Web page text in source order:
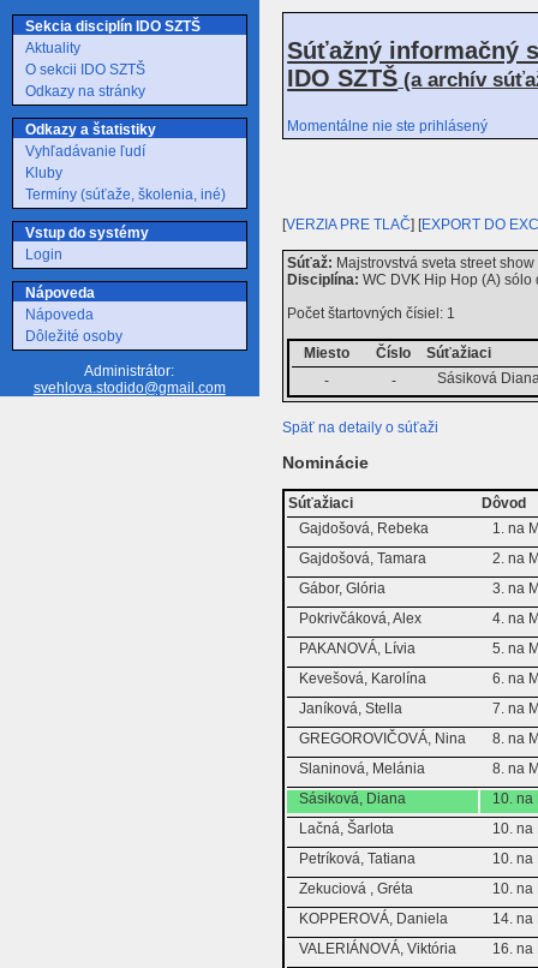
Sekcia disciplín IDO SZTŠ
Aktuality
O sekcii IDO SZTŠ
Odkazy na stránky
Odkazy a štatistiky
Vyhľadávanie ľudí
Kluby
Termíny (súťaže, školenia, iné)
Vstup do systémy
Login
Nápoveda
Nápoveda
Dôležité osoby
Administrátor:
svehlova.stodido@gmail.com
Súťažný informačný
IDO SZTŠ (a archív
Momentálne nie ste prihlásený
[VERZIA PRE TLAČ] [EXPORT DO
Súťaž: Majstrovstvá sveta street
Disciplína: WC DVK Hip Hop (A) sólo
Počet štartovných čísiel: 1
Miesto Číslo
Súťažiaci
-
- Sásiková
Späť na detaily o súťaži
Nominácie
Súťažiaci
Dôvod
Gajdošová, Rebeka
1. na
Gajdošová, Tamara
2. na
Gábor, Glória
3. na
Pokrivčáková, Alex
4. na
PAKANOVÁ, Lívia
5. na
Kevešová, Karolína
6. na
Janíková, Stella
7. na
GREGOROVIČOVÁ, Nina
8. na
Slaninová, Melánia
8. na
Sásiková, Diana
10. na
Lačná, Šarlota
10. na
Petríková, Tatiana
10. na
Zekuciová , Gréta
10. na
KOPPEROVÁ, Daniela
14. na
VALERIÁNOVÁ, Viktória
16. na